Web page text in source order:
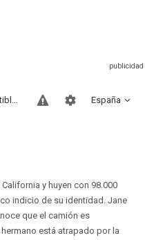
España
Sitios compatibles
y huyen con 98.000
indicio de su identidad. Jane
que el camión es
está atrapado por la